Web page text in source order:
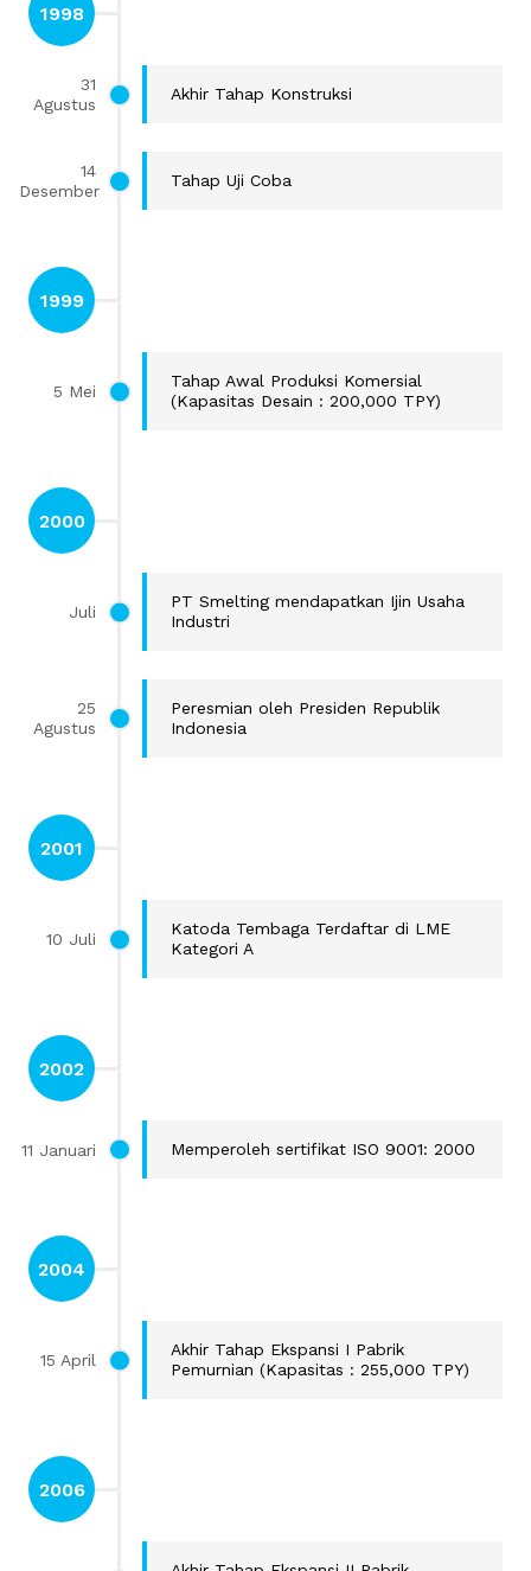
1998
31
Agustus
Akhir Tahap Konstruksi
14
Desember
Tahap Uji Coba
1999
5 Mei
Tahap Awal Produksi Komersial
(Kapasitas Desain : 200,000 TPY)
2000
Juli
PT Smelting mendapatkan Ijin Usaha
Industri
25
Agustus
Peresmian oleh Presiden Republik
Indonesia
2001
10 Juli
Katoda Tembaga Terdaftar di LME
Kategori A
2002
11 Januari Memperoleh sertifikat ISO 9001: 2000
2004
15 April
Akhir Tahap Ekspansi I Pabrik
Pemurnian (Kapasitas : 255,000 TPY)
2006